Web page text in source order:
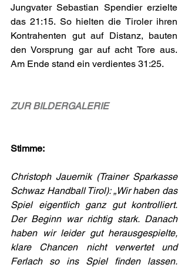
Jungvater Sebastian Spendier erzielte
das 21:15. So hielten die Tiroler ihren
Kontrahenten gut auf Distanz, bauten
den Vorsprung gar auf acht Tore aus.
Am Ende stand ein verdientes 31:25.
ZUR BILDERGALERIE
Stimme:
Christoph Jauernik (Trainer Sparkasse
Schwaz Handball Tirol): „Wir haben das
Spiel eigentlich ganz gut kontrolliert.
Der Beginn war richtig stark. Danach
haben wir leider gut herausgespielte,
klare Chancen nicht verwertet und
Ferlach so ins Spiel finden lassen.